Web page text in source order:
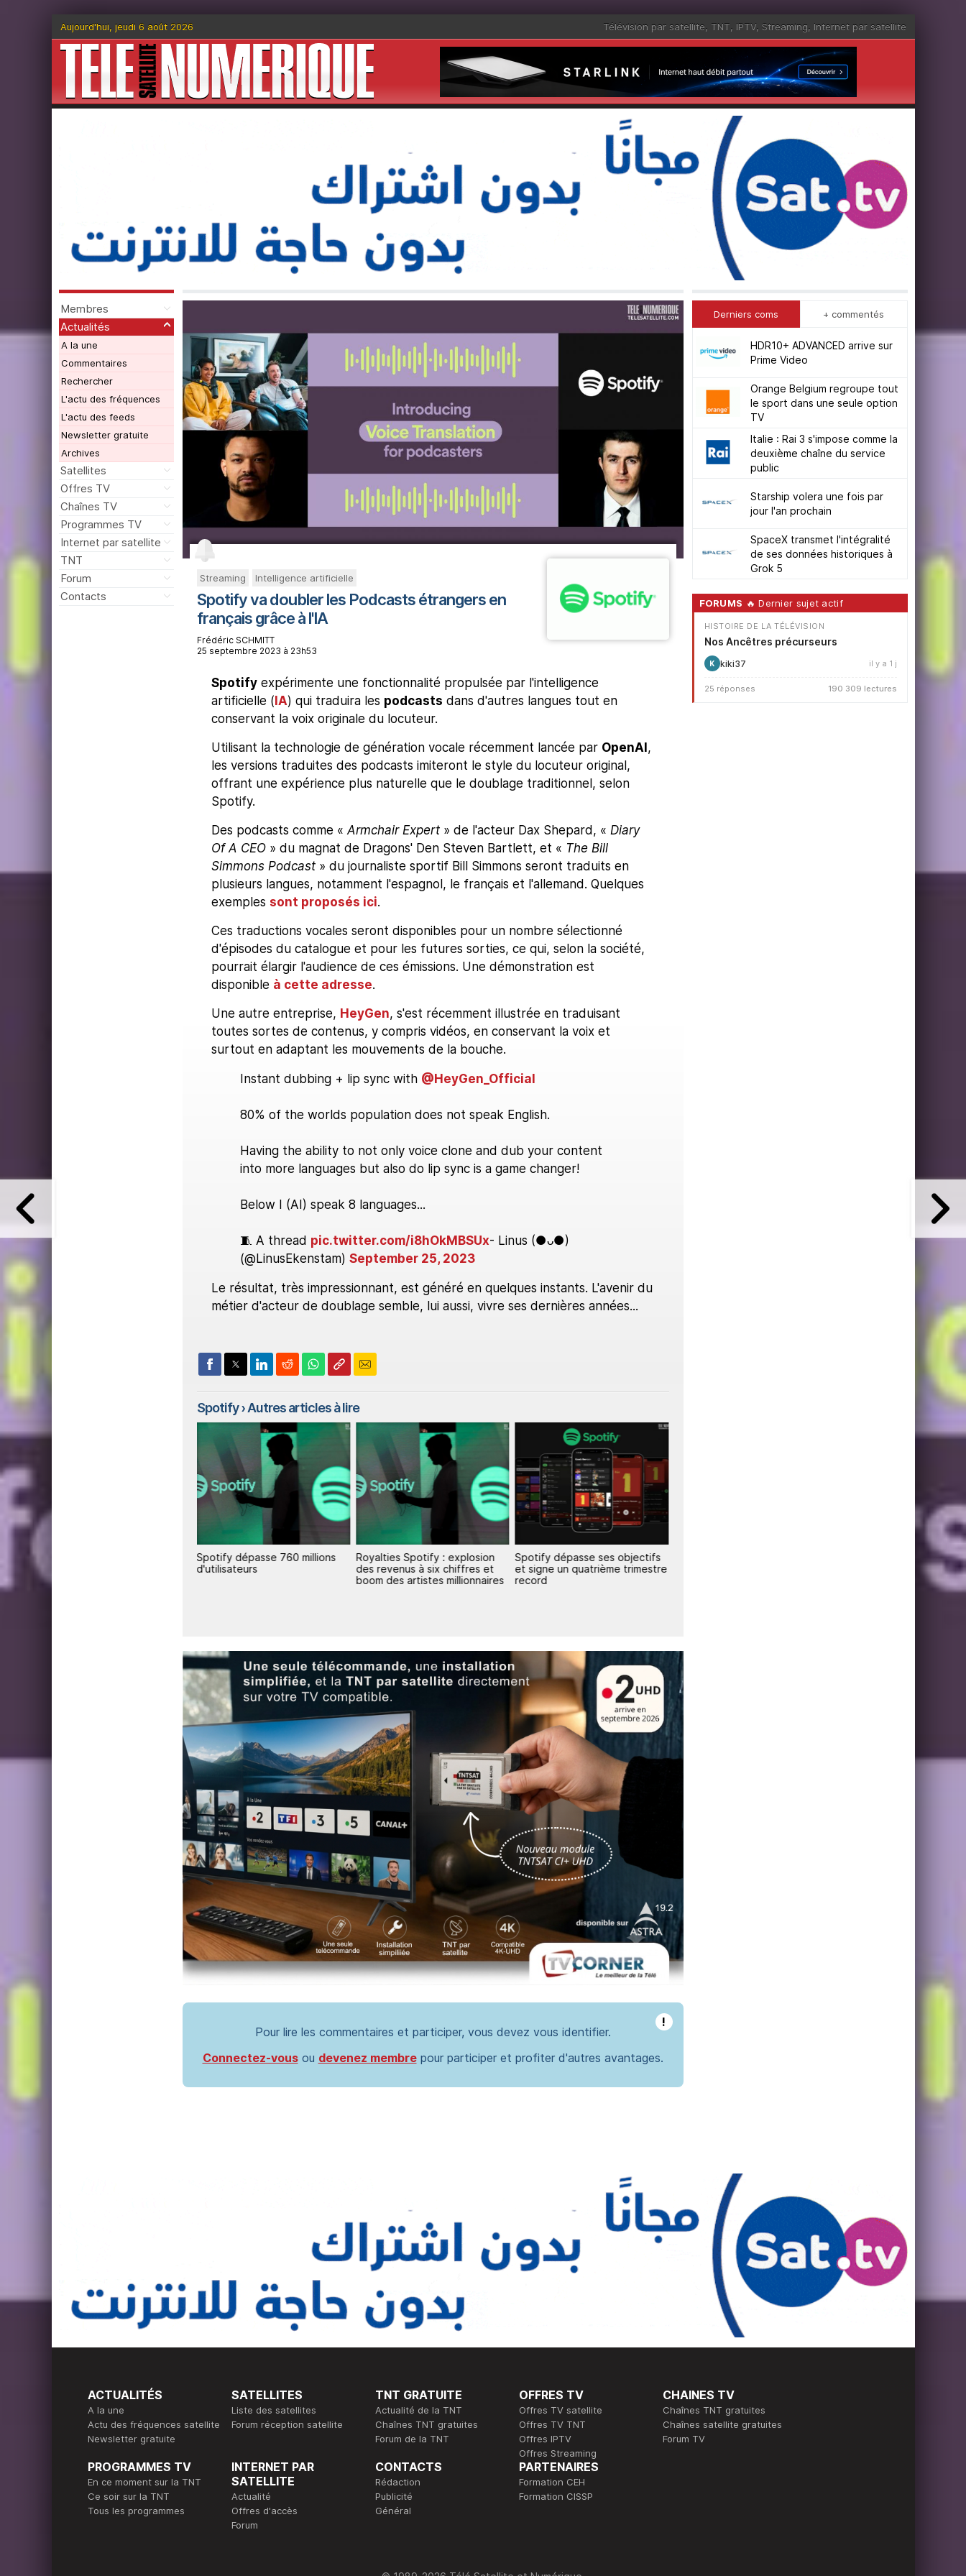
Aujourd'hui, jeudi 6 août 2026 Télévision par satellite, TNT, IPTV, Streaming, Internet par satellite
Membres
Actualités
A la une
Commentaires
Rechercher
L'actu des fréquences
L'actu des feeds
Newsletter gratuite
Archives
Satellites
Offres TV
Chaînes TV
Programmes TV
Internet par satellite
TNT
Forum
Contacts
Streaming Intelligence artificielle
Spotify va doubler les Podcasts étrangers en
français grâce à l'IA
Frédéric SCHMITT
25 septembre 2023 à 23h53
Spotifyexpérimente une fonctionnalité propulsée par l'intelligence
artificielle ( IA) qui traduira les podcasts dans d'autres langues tout en
conservant la voix originale du locuteur.
Utilisant la technologie de génération vocale récemment lancée par OpenAI ,
les versions traduites des podcasts imiteront le style du locuteur original,
offrant une expérience plus naturelle que le doublage traditionnel, selon
Spotify.
Des podcasts comme « Armchair Expert » de l'acteur Dax Shepard, « Diary
Of A CEO » du magnat de Dragons' Den Steven Bartlett, et « The Bill
Simmons Podcast » du journaliste sportif Bill Simmons seront traduits en
plusieurs langues, notamment l'espagnol, le français et l'allemand. Quelques
exemples sont proposés ici.
Ces traductions vocales seront disponibles pour un nombre sélectionné
d'épisodes du catalogue et pour les futures sorties, ce qui, selon la société,
pourrait élargir l'audience de ces émissions. Une démonstration est
disponible à cette adresse.
Une autre entreprise, HeyGen, s'est récemment illustrée en traduisant
toutes sortes de contenus, y compris vidéos, en conservant la voix et
surtout en adaptant les mouvements de la bouche.
Instant dubbing + lip sync with @HeyGen_Official
80% of the worlds population does not speak English.
Having the ability to not only voice clone and dub your content
into more languages but also do lip sync is a game changer!
Below I (AI) speak 8 languages...
🧵 A thread pic.twitter.com/i8hOkMBSUx- Linus (●ᴗ●)
(@LinusEkenstam) September 25, 2023
Le résultat, très impressionnant, est généré en quelques instants. L'avenir du
métier d'acteur de doublage semble, lui aussi, vivre ses dernières années...
Spotify› Autres articles à lire
réservés aux abonnés Premium
pour certains concerts
Spotify dépasse 760 millions
d'utilisateurs
Royalties Spotify : explosion
des revenus à six chiffres et
boom des artistes millionnaires
Spotify dépasse ses objectifs
et signe un quatrième trimestre
record
monétisation vidéo
!
Pour lire les commentaires et participer, vous devez vous identifier.
Connectez-vousou devenez membrepour participer et profiter d'autres avantages.
Derniers coms + commentés
HDR10+ ADVANCED arrive sur
Prime Video
Orange Belgium regroupe tout
le sport dans une seule option
TV
Italie : Rai 3 s'impose comme la
deuxième chaîne du service
public
Starship volera une fois par
jour l'an prochain
SpaceX transmet l'intégralité
de ses données historiques à
Grok 5
FORUMS 🔥 Dernier sujet actif
HISTOIRE DE LA TÉLÉVISION
Nos Ancêtres précurseurs
K kiki37 il y a 1 j
25 réponses 190 309 lectures
ACTUALITÉS
A la une
Actu des fréquences satellite
Newsletter gratuite
SATELLITES
Liste des satellites
Forum réception satellite
TNT GRATUITE
Actualité de la TNT
Chaînes TNT gratuites
Forum de la TNT
OFFRES TV
Offres TV satellite
Offres TV TNT
Offres IPTV
Offres Streaming
CHAINES TV
Chaînes TNT gratuites
Chaînes satellite gratuites
Forum TV
PROGRAMMES TV
En ce moment sur la TNT
Ce soir sur la TNT
Tous les programmes
INTERNET PAR
SATELLITE
Actualité
Offres d'accès
Forum
CONTACTS
Rédaction
Publicité
Général
PARTENAIRES
Formation CEH
Formation CISSP